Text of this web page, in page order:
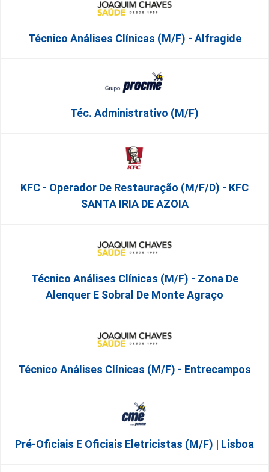
Técnico Análises Clínicas (M/F) - Alfragide
Téc. Administrativo (m/f)
KFC - Operador De Restauração (m/f/d) - KFC
SANTA IRIA DE AZOIA
Técnico Análises Clínicas (M/F) - Zona De
Alenquer E Sobral De Monte Agraço
Técnico Análises Clínicas (M/F) - Entrecampos
Pré-Oficiais E Oficiais Eletricistas (m/f) | Lisboa